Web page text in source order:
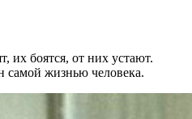
их боятся, от них устают.
самой жизнью человека.